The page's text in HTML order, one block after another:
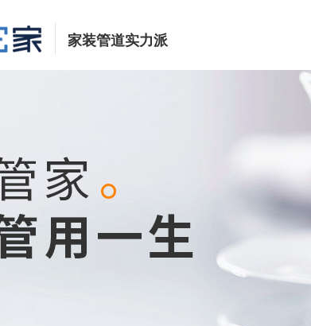
家装管道实力派